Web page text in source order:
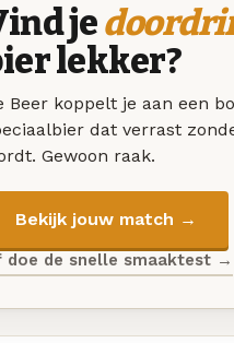
je
lekker?
Beer koppelt je aan een
dat verrast
Gewoon raak.
Bekijk jouw match →
doe de snelle smaaktest →